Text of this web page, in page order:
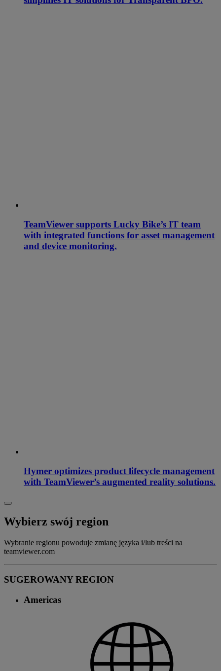
TeamViewer supports Lucky Bike’s IT team
with integrated functions for asset management
and device monitoring.
Hymer optimizes product lifecycle management
with TeamViewer’s augmented reality solutions.
Wybierz swój region
Wybranie regionu powoduje zmianę języka i/lub treści na
teamviewer.com
SUGEROWANY REGION
Americas